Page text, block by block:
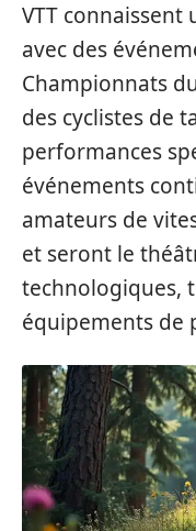
VTT
avec des
Championnats
des cyclistes de
performances
événements
amateurs de
et seront le
technologiques,
équipements de